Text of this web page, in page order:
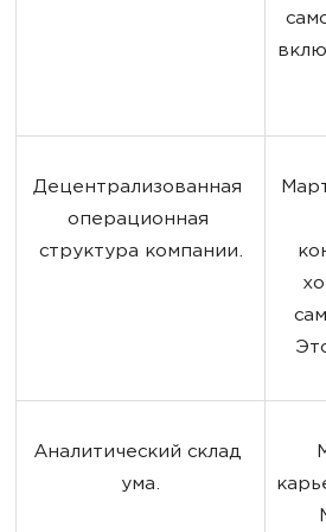
Децентрализованная
операционная
структура компании.
Аналитический склад
ума.